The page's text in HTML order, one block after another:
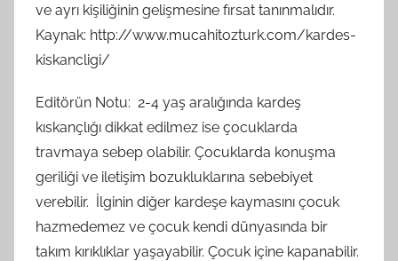
ve ayrı kişiliğinin gelişmesine fırsat tanınmalıdır.
Kaynak: http://www.mucahitozturk.com/kardes-
kiskancligi/
Editörün Notu: 2-4 yaş aralığında kardeş
kıskançlığı dikkat edilmez ise çocuklarda
travmaya sebep olabilir. Çocuklarda konuşma
geriliği ve iletişim bozukluklarına sebebiyet
verebilir. İlginin diğer kardeşe kaymasını çocuk
hazmedemez ve çocuk kendi dünyasında bir
takım kırıklıklar yaşayabilir. Çocuk içine kapanabilir.